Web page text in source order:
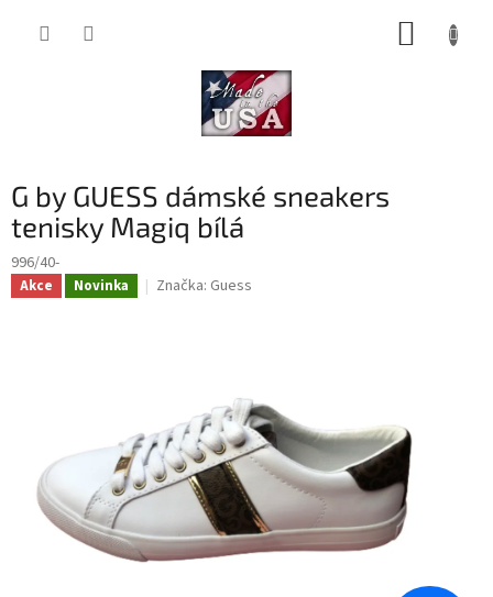
G by GUESS dámské sneakers
tenisky Magiq bílá
996/40-
Akce Novinka Značka: Guess